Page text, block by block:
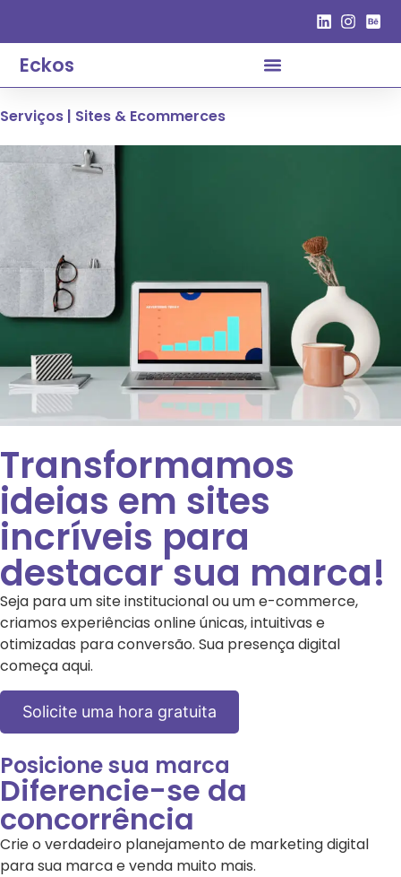
Eckos
Serviços | Sites & Ecommerces
Transformamos
ideias em sites
incríveis para
destacar sua marca!
Seja para um site institucional ou um e-commerce,
criamos experiências online únicas, intuitivas e
otimizadas para conversão. Sua presença digital
começa aqui.
Solicite uma hora gratuita
Posicione sua marca
Diferencie-se da
concorrência
Crie o verdadeiro planejamento de marketing digital
para sua marca e venda muito mais.